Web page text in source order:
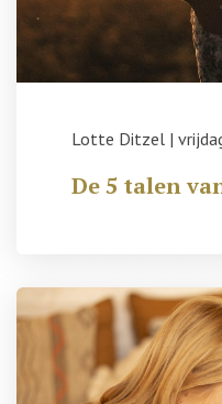
Lotte Ditzel |
De 5 talen